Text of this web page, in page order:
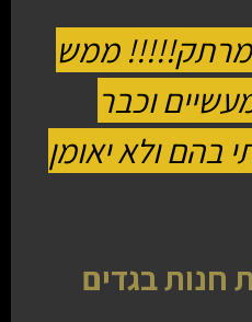
מרתק!!!!! ממש
וכבר
ולא יאומן
חנות בגדים